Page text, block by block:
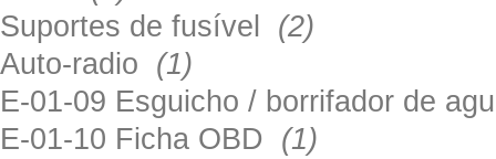
Suportes de fusível (2)
Auto-radio (1)
E-01-09 Esguicho / borrifador de
E-01-10 Ficha OBD (1)